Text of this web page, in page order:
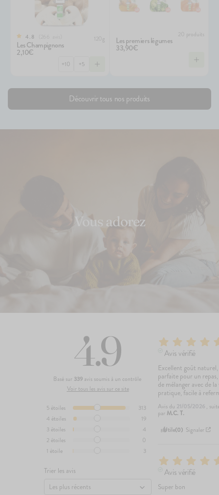
4.8 120g
Les Champignons
2,10€
+10 +5
20 produits
Les premiers légumes
33,90€
Découvrir tous nos produits
Vous adorez
4.9
Basé sur 339 avis soumis à un contrôle
Voir tous les avis sur ce site
5 étoiles
313
4 étoiles
19
3 étoiles
4
2 étoiles
0
1 étoile 3
Trier les avis
Avis vérifié
Excellent goût
parfaite pour un
de mélanger avec de
pratique, facile à
Avis du ,
par M.C. T.
Utile(0) Signaler
Avis vérifié
Super bon